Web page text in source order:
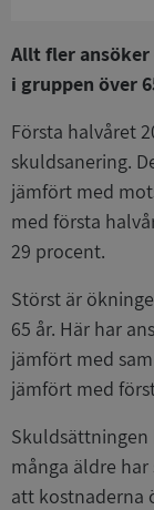
Allt fler
i gruppen över
Första halvåret
skuldsanering.
jämfört med
med första
29 procent.
Störst är
65 år. Här har
jämfört med
jämfört med
Skuldsättningen
många äldre
att kostnaderna